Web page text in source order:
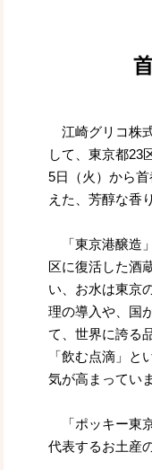
江崎グリコ株
して、東京都23
5日（火）から
えた、芳醇な香
「東京港醸造
区に復活した酒
い、お水は東京
理の導入や、国
て、世界に誇る
「飲む点滴」
気が高まってい
「ポッキー東
代表するお土産